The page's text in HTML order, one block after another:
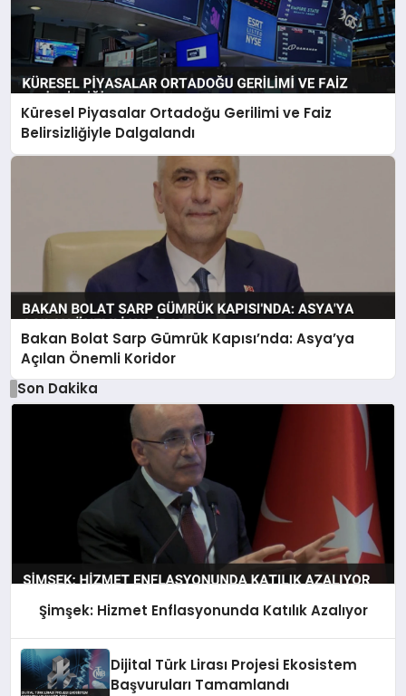
Küresel Piyasalar Ortadoğu Gerilimi ve Faiz
Belirsizliğiyle Dalgalandı
Bakan Bolat Sarp Gümrük Kapısı’nda: Asya’ya
Açılan Önemli Koridor
Son Dakika
Şimşek: Hizmet Enflasyonunda Katılık Azalıyor
Dijital Türk Lirası Projesi Ekosistem
Başvuruları Tamamlandı